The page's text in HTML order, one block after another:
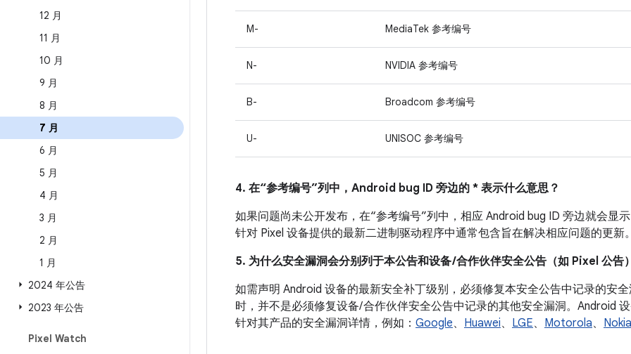
12 月
11 月
10 月
9 月
8 月
7 月
6 月
5 月
4 月
3 月
2 月
1 月
2024 年公告
2023 年公告
Pixel Watch
M- MediaTek 参考编号
N- NVIDIA 参考编号
B- Broadcom 参考编号
U- UNISOC 参考编号
4. 在“参考编号”列中，Android bug ID 旁边的 * 表示什么意思？
如果问题尚未公开发布，在“参考编号”列中，相应 Android bug ID 旁边就会显
针对 Pixel 设备提供的最新二进制驱动程序中通常包含旨在解决相应问题的更新
5. 为什么安全漏洞会分别列于本公告和设备 /合作伙伴安全公告（如 Pixel 公告
如需声明 Android 设备的最新安全补丁级别，必须修复本安全公告中记录的安
时，并不是必须修复设备/ 合作伙伴安全公告中记录的其他安全漏洞。Android
针对其产品的安全漏洞详情，例如： Google、 Huawei、 LGE、 Motorola、 Nokia